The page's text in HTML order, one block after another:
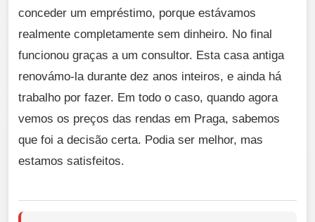
conceder um empréstimo, porque estávamos
realmente completamente sem dinheiro. No final
funcionou graças a um consultor. Esta casa antiga
renovámo-la durante dez anos inteiros, e ainda há
trabalho por fazer. Em todo o caso, quando agora
vemos os preços das rendas em Praga, sabemos
que foi a decisão certa. Podia ser melhor, mas
estamos satisfeitos.